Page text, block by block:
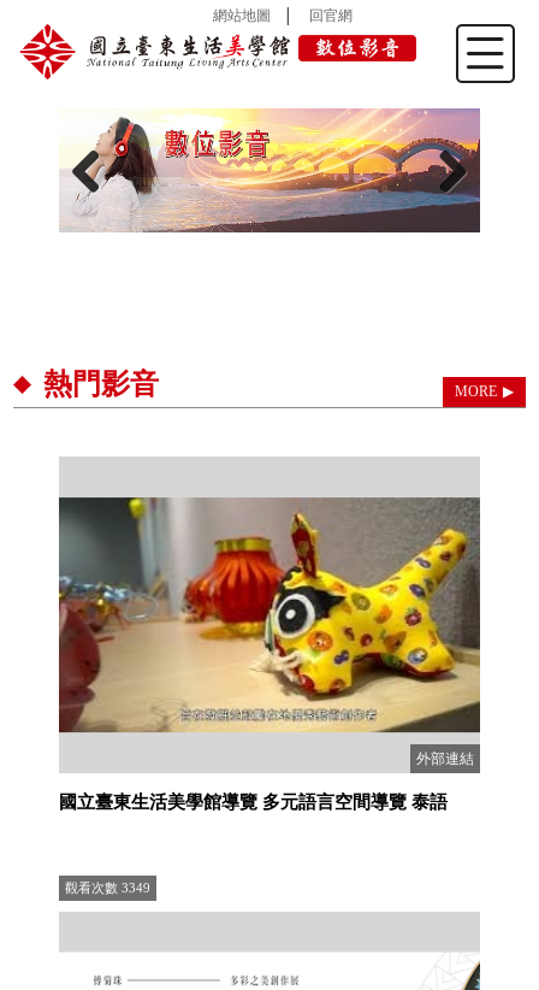
網站地圖 回官網
Previous Next
熱門影音 MORE ▶
外部連結
國立臺東生活美學館導覽 多元語言空間導覽 泰語
觀看次數 3349